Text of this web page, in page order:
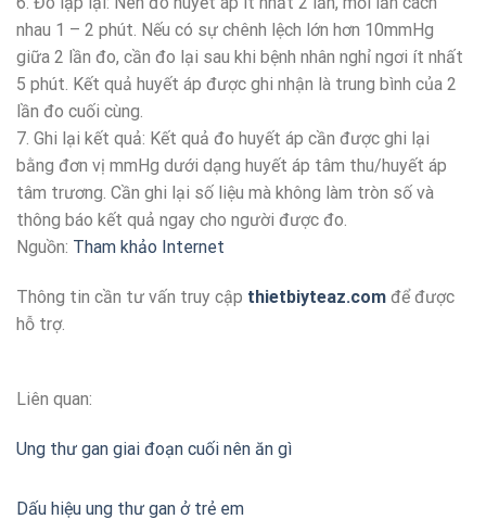
nhau 1 – 2 phút. Nếu có sự chênh lệch lớn hơn 10mmHg
giữa 2 lần đo, cần đo lại sau khi bệnh nhân nghỉ ngơi ít nhất
5 phút. Kết quả huyết áp được ghi nhận là trung bình của 2
lần đo cuối cùng.
7. Ghi lại kết quả: Kết quả đo huyết áp cần được ghi lại
bằng đơn vị mmHg dưới dạng huyết áp tâm thu/huyết áp
tâm trương. Cần ghi lại số liệu mà không làm tròn số và
thông báo kết quả ngay cho người được đo.
Nguồn: Tham khảo Internet
Thông tin cần tư vấn truy cập thietbiyteaz.com để được
hỗ trợ.
Liên quan:
Ung thư gan giai đoạn cuối nên ăn gì
Dấu hiệu ung thư gan ở trẻ em